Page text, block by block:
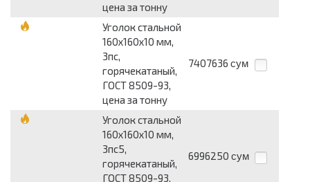
цена за тонну
Уголок стальной
160х160х10 мм,
3пс,
горячекатаный,
ГОСТ 8509-93,
цена за тонну
7407636 сум
Уголок стальной
160х160х10 мм,
3пс5,
горячекатаный,
ГОСТ 8509-93,
6996250 сум